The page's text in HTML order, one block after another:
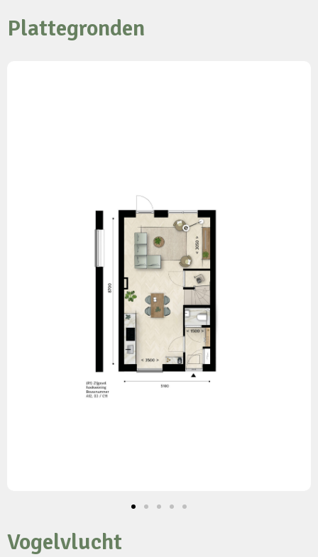
Plattegronden
Vogelvlucht